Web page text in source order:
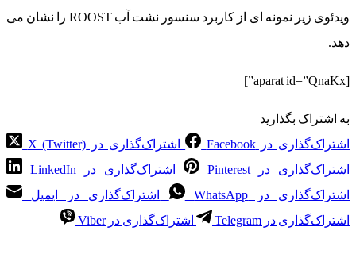
ویدئوی زیر نمونه ای از کاربرد سنسور نشت آب ROOST را نشان می
دهد.
[aparat id=”QnaKx”]
به اشتراک بگذارید
اشتراک‌گذاری در Facebook
اشتراک‌گذاری در X (Twitter)
اشتراک‌گذاری در Pinterest
اشتراک‌گذاری در LinkedIn
اشتراک‌گذاری در WhatsApp
اشتراک‌گذاری در ایمیل
اشتراک‌گذاری در Telegram
اشتراک‌گذاری در Viber